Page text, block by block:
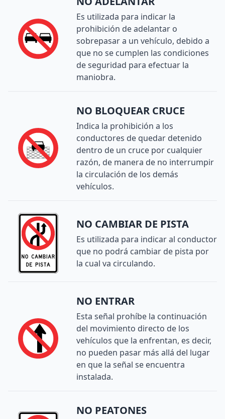
Es utilizada para indicar la
prohibición de adelantar o
sobrepasar a un vehículo, debido a
que no se cumplen las condiciones
de seguridad para efectuar la
maniobra.
NO BLOQUEAR CRUCE
Indica la prohibición a los
conductores de quedar detenido
dentro de un cruce por cualquier
razón, de manera de no interrumpir
la circulación de los demás
vehículos.
NO CAMBIAR DE PISTA
Es utilizada para indicar al conductor
que no podrá cambiar de pista por
la cual va circulando.
NO ENTRAR
Esta señal prohíbe la continuación
del movimiento directo de los
vehículos que la enfrentan, es decir,
no pueden pasar más allá del lugar
en que la señal se encuentra
instalada.
NO PEATONES